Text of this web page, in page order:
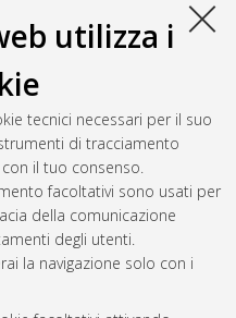
utilizza i
tecnici necessari per il suo
di tracciamento
il tuo consenso.
facoltativi sono usati per
della comunicazione
degli utenti.
la navigazione solo con i